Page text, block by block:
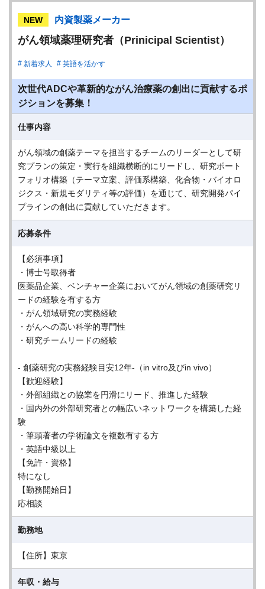
NEW 内資製薬メーカー
がん領域薬理研究者（Prinicipal Scientist）
新着求人 英語を活かす
次世代ADCや革新的ながん治療薬の創出に貢献するポ
ジションを募集！
仕事内容
がん領域の創薬テーマを担当するチームのリーダーとして研
究プランの策定・実行を組織横断的にリードし、研究ポート
フォリオ構築（テーマ立案、評価系構築、化合物・バイオロ
ジクス・新規モダリティ等の評価）を通じて、研究開発パイ
プラインの創出に貢献していただきます。
応募条件
【必須事項】
・博士号取得者
医薬品企業、ベンチャー企業においてがん領域の創薬研究リ
ードの経験を有する方
・がん領域研究の実務経験
・がんへの高い科学的専門性
・研究チームリードの経験
- 創薬研究の実務経験目安12年-（in vitro及びin vivo）
【歓迎経験】
・外部組織との協業を円滑にリード、推進した経験
・国内外の外部研究者との幅広いネットワークを構築した経
験
・筆頭著者の学術論文を複数有する方
・英語中級以上
【免許・資格】
特になし
【勤務開始日】
応相談
勤務地
【住所】東京
年収・給与